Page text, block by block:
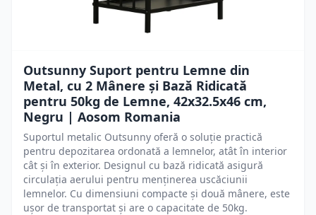
Outsunny Suport pentru Lemne din
Metal, cu 2 Mânere și Bază Ridicată
pentru 50kg de Lemne, 42x32.5x46 cm,
Negru | Aosom Romania
Suportul metalic Outsunny oferă o soluție practică
pentru depozitarea ordonată a lemnelor, atât în interior
cât și în exterior. Designul cu bază ridicată asigură
circulația aerului pentru menținerea uscăciunii
lemnelor. Cu dimensiuni compacte și două mânere, este
ușor de transportat și are o capacitate de 50kg.